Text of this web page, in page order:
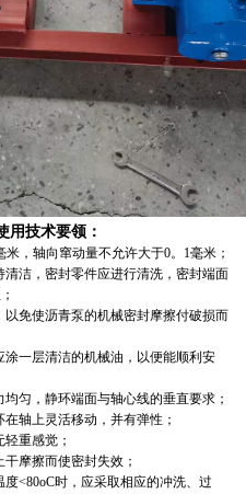
用技术要领 ：
，轴向窜动量不允许大于0。1毫米；
洁，密封零件应进行清洗，密封端面
免使沥青泵的机械密封摩擦付破损而
一层清洁的机械油，以便能顺利安
匀，静环端面与轴心线的垂直要求；
轴上灵活移动，并有弹性；
重感觉；
摩擦而使密封失效；
<80oC时，应采取相应的冲洗、过